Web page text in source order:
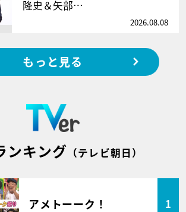
隆史＆矢部…
2026.08.08
もっと見る
ンキング （テレビ朝日）
アメトーーク！ 1